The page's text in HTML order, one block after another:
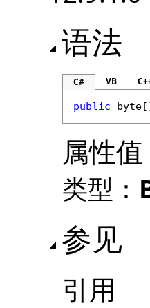
语法
C# VB
public byte
属性值
类型：
参见
引用